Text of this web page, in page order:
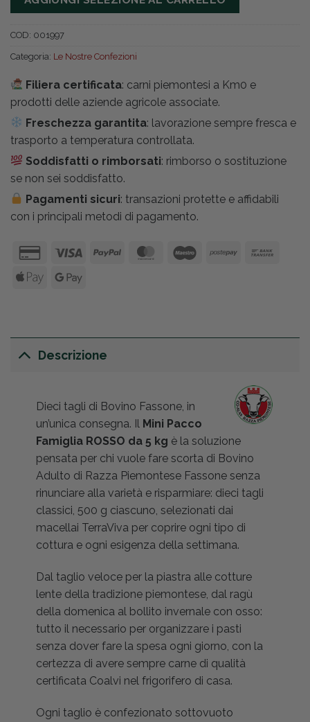
COD: 001997
Categoria: Le Nostre Confezioni
Filiera certificata: carni piemontesi a Km0 e
prodotti delle aziende agricole associate.
Freschezza garantita: lavorazione sempre fresca e
trasporto a temperatura controllata.
Soddisfatti o rimborsati: rimborso o sostituzione
se non sei soddisfatto.
Pagamenti sicuri: transazioni protette e affidabili
con i principali metodi di pagamento.
Descrizione
Dieci tagli di Bovino Fassone, in
un’unica consegna. Il Mini Pacco
Famiglia ROSSO da 5 kg è la soluzione
pensata per chi vuole fare scorta di Bovino
Adulto di Razza Piemontese Fassone senza
rinunciare alla varietà e risparmiare: dieci tagli
classici, 500 g ciascuno, selezionati dai
macellai TerraViva per coprire ogni tipo di
cottura e ogni esigenza della settimana.
Dal taglio veloce per la piastra alle cotture
lente della tradizione piemontese, dal ragù
della domenica al bollito invernale con osso:
tutto il necessario per organizzare i pasti
senza dover fare la spesa ogni giorno, con la
certezza di avere sempre carne di qualità
certificata Coalvi nel frigorifero di casa.
Ogni taglio è confezionato sottovuoto